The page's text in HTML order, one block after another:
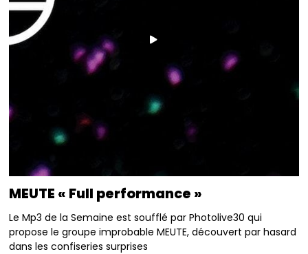
MEUTE « Full performance »
Le Mp3 de la Semaine est soufflé par Photolive30 qui
propose le groupe improbable MEUTE, découvert par hasard
dans les confiseries surprises